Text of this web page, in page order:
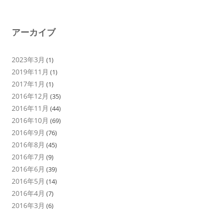
アーカイブ
2023年3月 (1)
2019年11月 (1)
2017年1月 (1)
2016年12月 (35)
2016年11月 (44)
2016年10月 (69)
2016年9月 (76)
2016年8月 (45)
2016年7月 (9)
2016年6月 (39)
2016年5月 (14)
2016年4月 (7)
2016年3月 (6)